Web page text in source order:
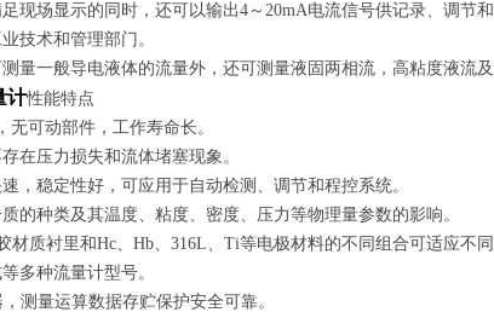
现场显示的同时，还可以输出4～20mA电流信号供记录、调节
技术和管理部门。
测量一般导电液体的流量外，还可测量液固两相流，高粘度液流
计性能特点
无可动部件，工作寿命长。
在压力损失和流体堵塞现象。
，稳定性好，可应用于自动检测、调节和程控系统。
的种类及其温度、粘度、密度、压力等物理量参数的影响。
材质衬里和Hc、Hb、316L、Ti等电极材料的不同组合可适应不同
多种流量计型号。
测量运算数据存贮保护安全可靠。